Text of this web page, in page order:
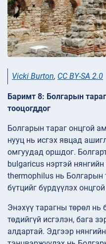
Vicki Burton, CC BY-SA 2.0
Баримт 8: Болгарын
тооцогддог
Болгарын тараг онцгой
нууц нь исгэх явцад
омгуудад оршдог.
bulgaricus нэртэй
thermophilus нь
бүтцийг бүрдүүлэх
Энэхүү тарагны төрөл нь
төдийгүй исгэлэн, бага
алдартай. Эдгээр